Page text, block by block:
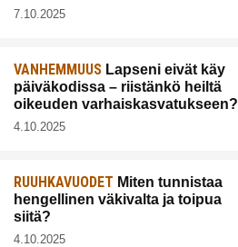
7.10.2025
VANHEMMUUS Lapseni eivät käy
päiväkodissa – riistänkö heiltä
oikeuden varhaiskasvatukseen?
4.10.2025
RUUHKAVUODET Miten tunnistaa
hengellinen väkivalta ja toipua
siitä?
4.10.2025